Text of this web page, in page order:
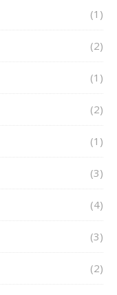
(1)
(2)
(1)
(2)
(1)
(3)
(4)
(3)
(2)